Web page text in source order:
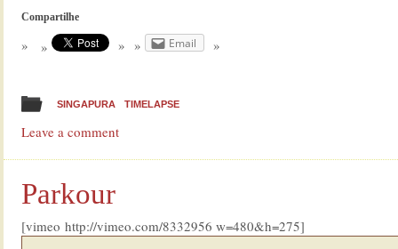
Compartilhe
Email
SINGAPURA TIMELAPSE
Leave a comment
Parkour
[vimeo http://vimeo.com/8332956 w=480&h=275]